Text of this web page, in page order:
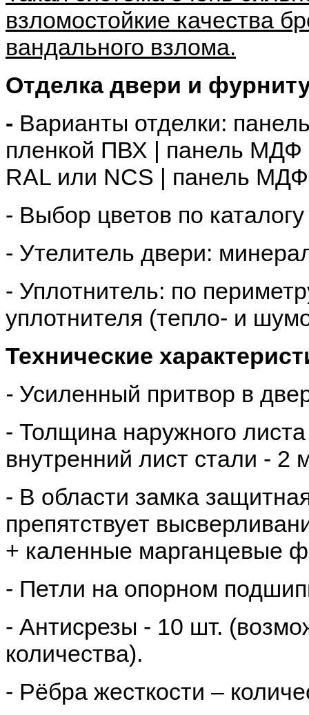
взломостойкие качества
вандального взлома.
Отделка двери и
- Варианты отделки:
пленкой ПВХ | панель МДФ
RAL или NCS | панель
- Выбор цветов по каталогу
- Утелитель двери:
- Уплотнитель: по
уплотнителя (тепло- и
Технические
- Усиленный притвор в
- Толщина наружного
внутренний лист стали - 2
- В области замка
препятствует
+ каленные марганцевые
- Петли на опорном
- Антисрезы - 10 шт.
количества).
- Рёбра жесткости –